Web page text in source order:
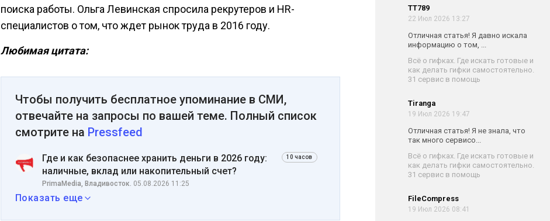
TT789
22 Июл 2026 13:27
Отличная статья! Я давно искала
информацию о том, ...
Всё о гифках. Где искать готовые и
как делать гифки самостоятельно.
31 сервис в помощь
Tiranga
19 Июл 2026 19:47
Отличная статья! Я не знала, что
так много сервисо...
Всё о гифках. Где искать готовые и
как делать гифки самостоятельно.
31 сервис в помощь
FileCompress
19 Июл 2026 08:41
поиска работы. Ольга Левинская спросила рекрутеров и HR-
специалистов о том, что ждет рынок труда в 2016 году.
Любимая цитата:
Чтобы получить бесплатное упоминание в СМИ,
отвечайте на запросы по вашей теме. Полный список
смотрите на Pressfeed
Где и как безопаснее хранить деньги в 2026 году:
наличные, вклад или накопительный счет?
10 часов
PrimaMedia, Владивосток. 05.08.2026 11:25
Показать еще